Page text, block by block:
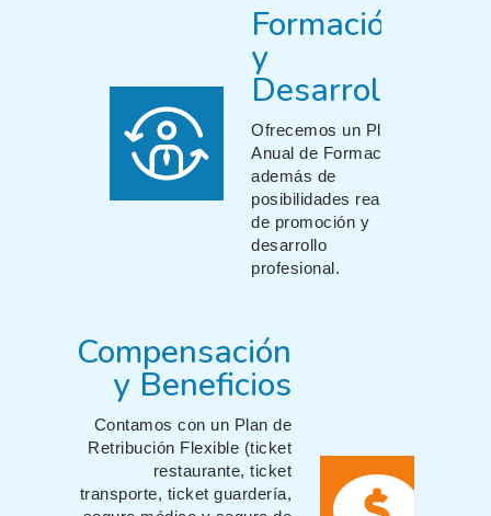
Formación
y
Desarrollo
Ofrecemos un Plan
Anual de Formación
además de
posibilidades reales
de promoción y
desarrollo
profesional.
Compensación
y Beneficios
Contamos con un Plan de
Retribución Flexible (ticket
restaurante, ticket
transporte, ticket guardería,